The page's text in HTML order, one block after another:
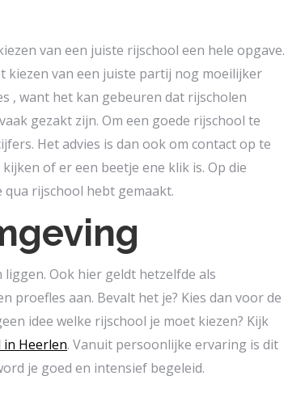
van een juiste rijschool een hele opgave.
kiezen van een juiste partij nog moeilijker
, want het kan gebeuren dat rijscholen
gezakt zijn. Om een goede rijschool te
Het advies is dan ook om contact op te
of er een beetje ene klik is. Op die
rijschool hebt gemaakt.
Ook hier geldt hetzelfde als
proefles aan. Bevalt het je? Kies dan voor de
idee welke rijschool je moet kiezen? Kijk
Heerlen. Vanuit persoonlijke ervaring is dit
je goed en intensief begeleid.